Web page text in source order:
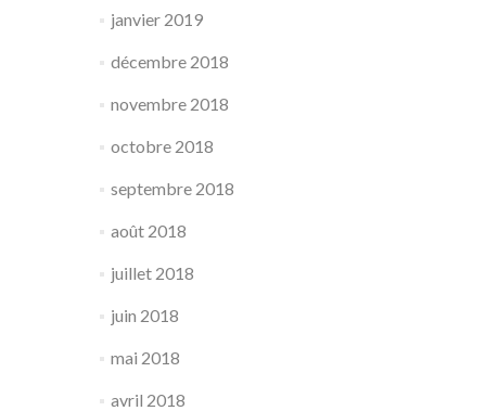
janvier 2019
décembre 2018
novembre 2018
octobre 2018
septembre 2018
août 2018
juillet 2018
juin 2018
mai 2018
avril 2018